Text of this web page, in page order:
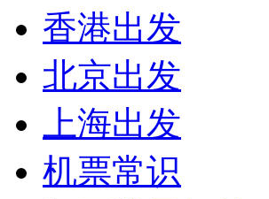
香港出发
北京出发
上海出发
机票常识